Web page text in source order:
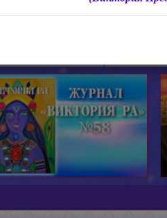
Живое Слово
Статьи, Книги,